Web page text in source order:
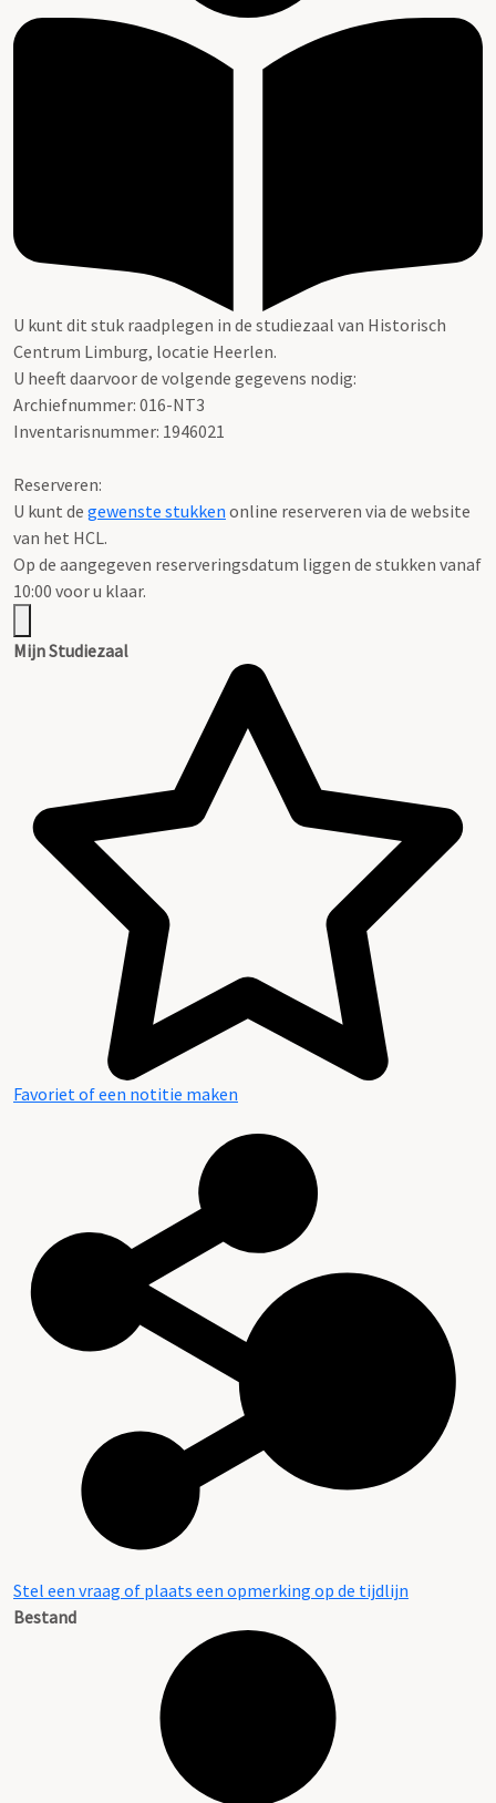
U kunt dit stuk raadplegen in de studiezaal van Historisch
Centrum Limburg, locatie Heerlen.
U heeft daarvoor de volgende gegevens nodig:
Archiefnummer: 016-NT3
Inventarisnummer: 1946021
Reserveren:
U kunt de gewenste stukken online reserveren via de website
van het HCL.
Op de aangegeven reserveringsdatum liggen de stukken vanaf
10:00 voor u klaar.
Mijn Studiezaal
Favoriet of een notitie maken
Stel een vraag of plaats een opmerking op de tijdlijn
Bestand